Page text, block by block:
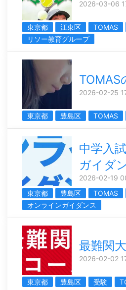
2026-03-06
東京都 江東区 TOMAS
リソー教育グループ
TOMAS
2026-02-25
東京都 豊島区 TOMAS
中学入
ガイダ
2026-02-19
東京都
豊島区 TOMAS
オンラインガイダンス
最難関
2026-02-02
東京都 豊島区 受験